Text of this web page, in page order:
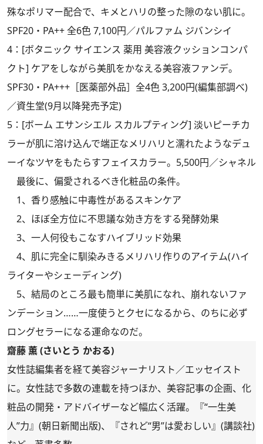
殊なポリマー配合で、キメとハリの整った隙のない肌に。
SPF20・PA++ 全6色 7,100円／パルファム ジバンシイ
4：[ボタニック サイエンス 薬用 美容液クッションコンパ
クト] ケアをしながら美肌をかなえる美容液ファンデ。
SPF30・PA+++［医薬部外品］全4色 3,200円(編集部調べ)
／資生堂(9月以降発売予定)
5：[ボーム エサンシエル スカルプティング] 淡いピーチカ
ラーが肌に溶け込んで端正なメリハリと濡れたようなデュ
ーイなツヤをもたらすフェイスカラー。5,500円／シャネル
最後に、偏愛されるべき化粧品の条件。
1、香り感触に中毒性があるスキンケア
2、ほぼ全方位に不思議な効き方をする発酵効果
3、一人何役もこなすハイブリッド効果
4、肌に完全に馴染みきるメリハリ作りのアイテム(ハイ
ライターやシェーディング)
5、結局のところ最も簡単に美肌になれ、崩れないファ
ンデーション……一度使うとクセになるから、のちに必ず
ロングセラーになる運命なのだ。
齋藤 薫 (さいとう かおる)
女性誌編集者を経て美容ジャーナリスト／エッセイスト
に。女性誌で多数の連載を持つほか、美容記事の企画、化
粧品の開発・アドバイザーなど幅広く活躍。『“一生美
人”力』(朝日新聞出版)、『されど“男”は愛おしい』(講談社)